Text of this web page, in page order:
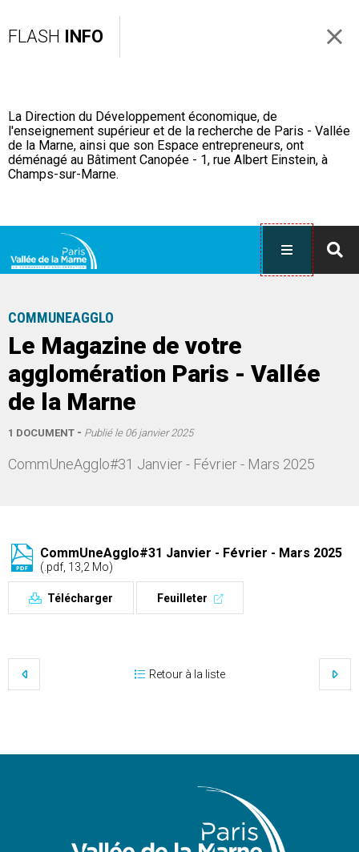
FLASH INFO
La Direction du Développement économique, de
l'enseignement supérieur et de la recherche de Paris - Vallée
de la Marne, ainsi que son Espace entrepreneurs, ont
déménagé au Bâtiment Canopée - 1, rue Albert Einstein, à
Champs-sur-Marne.
COMMUNEAGGLO
Le Magazine de votre
agglomération Paris - Vallée
de la Marne
1 DOCUMENT Publié le06 janvier 2025
CommUneAgglo#31 Janvier - Février - Mars 2025
CommUneAgglo#31 Janvier - Février - Mars 2025
(.pdf, 13,2 Mo)
Télécharger Feuilleter
Retour à la liste